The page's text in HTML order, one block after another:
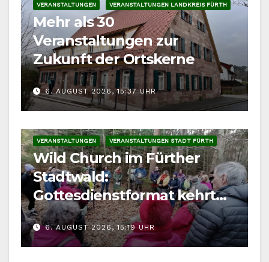
VERANSTALTUNGEN VERANSTALTUNGEN LANDKREIS FÜRTH
Mehr als 30
Veranstaltungen zur
Zukunft der Ortskerne
6. AUGUST 2026, 15:37 UHR
VERANSTALTUNGEN VERANSTALTUNGEN STADT FÜRTH
Wild Church im Fürther
Stadtwald:
Gottesdienstformat kehrt
im August zurück
6. AUGUST 2026, 15:19 UHR